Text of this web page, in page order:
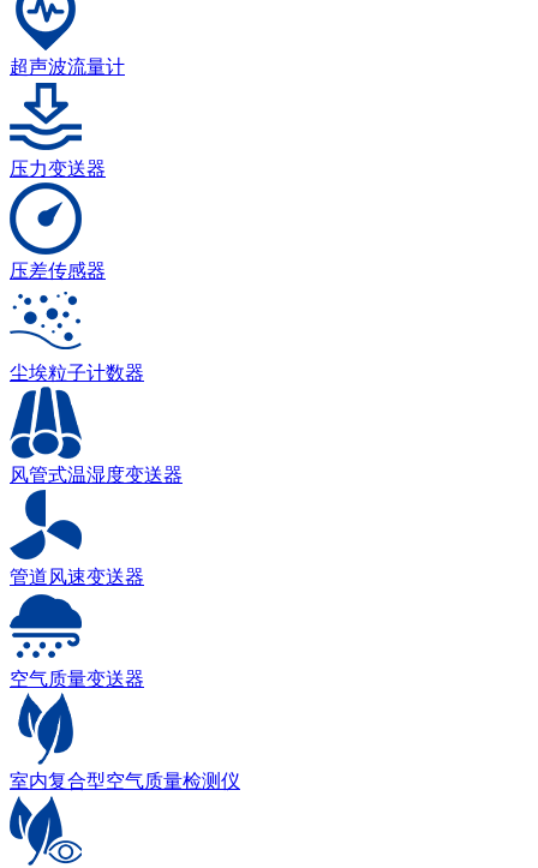
超声波流量计
压力变送器
压差传感器
尘埃粒子计数器
风管式温湿度变送器
管道风速变送器
空气质量变送器
室内复合型空气质量检测仪